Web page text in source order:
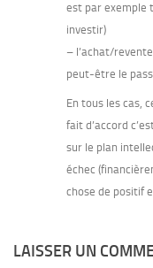
est par exemple
investir)
– l’achat/
peut-être le
En tous les cas,
fait d’accord
sur le plan
échec
chose de positif
LAISSER UN